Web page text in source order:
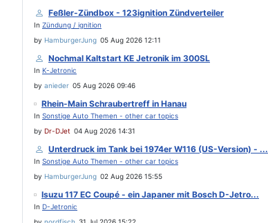
Feßler-Zündbox - 123ignition Zündverteiler
In Zündung / ignition
by HamburgerJung 05 Aug 2026 12:11
Nochmal Kaltstart KE Jetronik im 300SL
In K-Jetronic
by anieder 05 Aug 2026 09:46
Rhein-Main Schraubertreff in Hanau
In Sonstige Auto Themen - other car topics
by Dr-DJet 04 Aug 2026 14:31
Unterdruck im Tank bei 1974er W116 (US-Version) - ...
In Sonstige Auto Themen - other car topics
by HamburgerJung 02 Aug 2026 15:55
Isuzu 117 EC Coupé - ein Japaner mit Bosch D-Jetro...
In D-Jetronic